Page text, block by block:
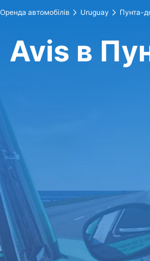
Оренда автомобілів Uruguay Пунта-
Avis в